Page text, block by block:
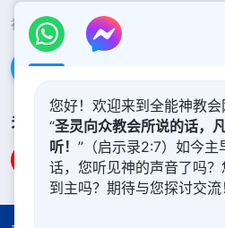
神的国度已经降临在人间！你想进入神
通过Messenger联系我们
关注我们
您好！欢迎来到全能神教会
“圣灵向众教会所说的话，
听！ ”（启示录2:7）如今
话，您听见神的声音了吗
到主吗？期待与您探讨交流